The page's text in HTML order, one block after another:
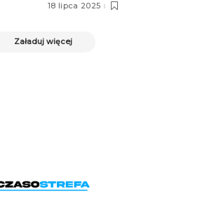
18 lipca 2025
Załaduj więcej